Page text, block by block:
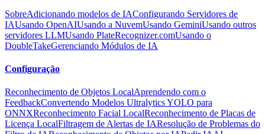
SobreAdicionando modelos de IAConfigurando Servidores de
IAUsando OpenAIUsando a NuvemUsando GeminiUsando outros
servidores LLMUsando PlateRecognizer.comUsando o
DoubleTakeGerenciando Módulos de IA
Configuração
Reconhecimento de Objetos LocalAprendendo com o
FeedbackConvertendo Modelos Ultralytics YOLO para
ONNXReconhecimento Facial LocalReconhecimento de Placas de
Licença LocalFiltragem de Alertas de IAResolução de Problemas do